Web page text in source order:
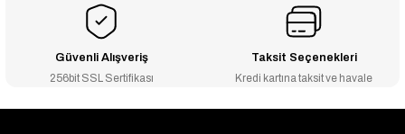
Güvenli Alışveriş
256bit SSL Sertifikası
Taksit Seçenekleri
Kredi kartına taksit ve havale